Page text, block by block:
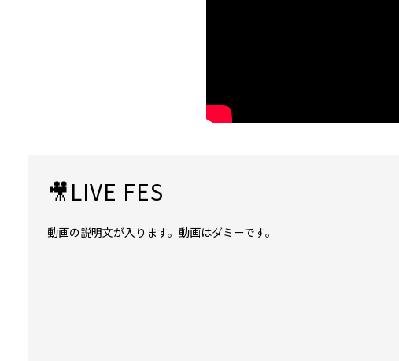
🎥LIVE FES
動画の説明文が入ります。動画はダミーです。